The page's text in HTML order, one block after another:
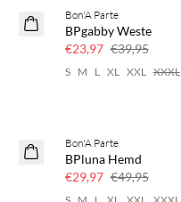
40 % Rabatt
Bon'A Parte
BPgabby Weste
€23,97 €39,95
S M L XL XXL XXXL
40 % Rabatt
Bon'A Parte
BPluna Hemd
€29,97 €49,95